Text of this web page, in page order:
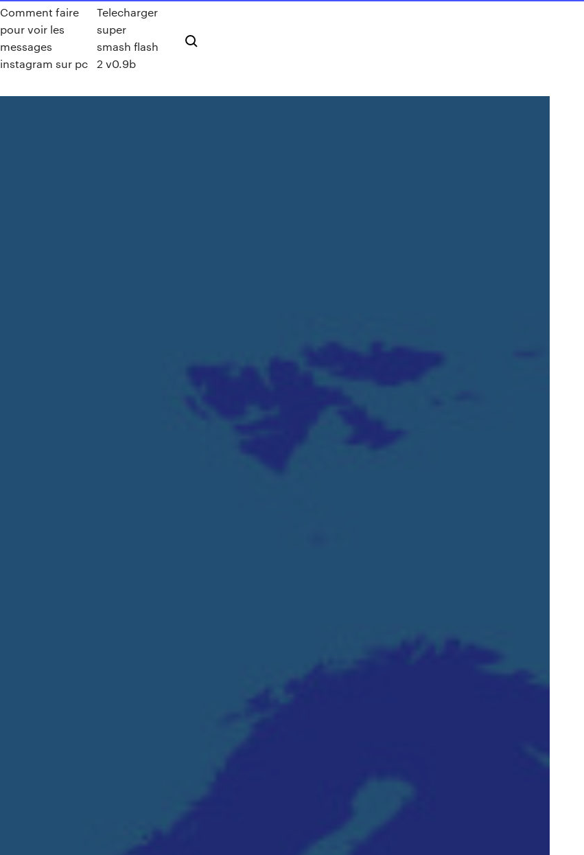
Comment faire
pour voir les
messages
instagram sur pc
Telecharger
super
smash flash
2 v0.9b